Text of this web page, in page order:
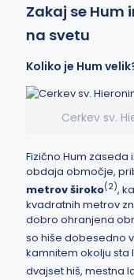
Zakaj se Hum
na svetu
Koliko je Hum
Cerkev sv.
Fizično Hum
obdaja območje,
metrov široko(2),
kvadratnih metrov
dobro ohranjena
so hiše dobesedno
kamnitem okolju sta
dvajset hiš, mestna